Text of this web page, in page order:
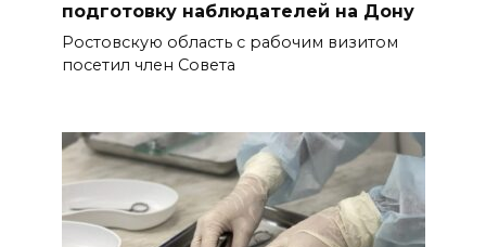
подготовку наблюдателей на Дону
Ростовскую область с рабочим визитом
посетил член Совета